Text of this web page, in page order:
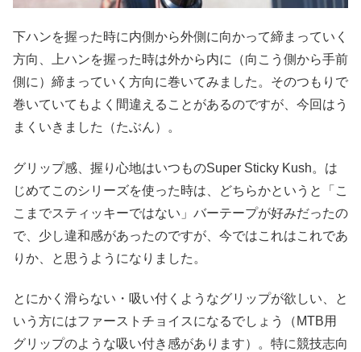
下ハンを握った時に内側から外側に向かって締まっていく
方向、上ハンを握った時は外から内に（向こう側から手前
側に）締まっていく方向に巻いてみました。そのつもりで
巻いていてもよく間違えることがあるのですが、今回はう
まくいきました（たぶん）。
グリップ感、握り心地はいつものSuper Sticky Kush。は
じめてこのシリーズを使った時は、どちらかというと「こ
こまでスティッキーではない」バーテープが好みだったの
で、少し違和感があったのですが、今ではこれはこれであ
りか、と思うようになりました。
とにかく滑らない・吸い付くようなグリップが欲しい、と
いう方にはファーストチョイスになるでしょう（MTB用
グリップのような吸い付き感があります）。特に競技志向